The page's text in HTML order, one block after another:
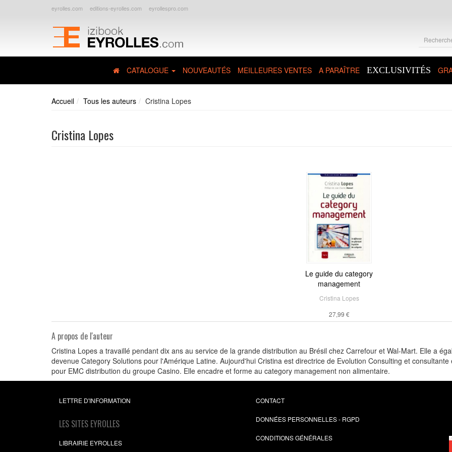
eyrolles.com editions-eyrolles.com eyrollespro.com
CATALOGUE NOUVEAUTÉS MEILLEURES VENTES A PARAÎTRE EXCLUSIVITÉS
Accueil Tous les auteurs Cristina Lopes
Cristina Lopes
Le guide du category
management
Cristina Lopes
27,99 €
A propos de l'auteur
Cristina Lopes a travaillé pendant dix ans au service de la grande distribution au Brésil chez Carrefour et Wal-Mart. Elle a
devenue Category Solutions pour l'Amérique Latine. Aujourd'hui Cristina est directrice de Evolution Consulting et
pour EMC distribution du groupe Casino. Elle encadre et forme au category management non alimentaire.
LETTRE D'INFORMATION
LES SITES EYROLLES
LIBRAIRIE EYROLLES
CONTACT
DONNÉES PERSONNELLES - RGPD
CONDITIONS GÉNÉRALES